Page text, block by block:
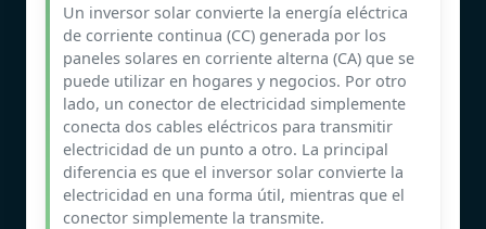
Un inversor solar convierte la energía eléctrica
de corriente continua (CC) generada por los
paneles solares en corriente alterna (CA) que se
puede utilizar en hogares y negocios. Por otro
lado, un conector de electricidad simplemente
conecta dos cables eléctricos para transmitir
electricidad de un punto a otro. La principal
diferencia es que el inversor solar convierte la
electricidad en una forma útil, mientras que el
conector simplemente la transmite.